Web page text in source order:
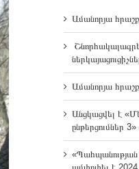
Ամանորյա
Ամանորյա
Անցկացվել է
ընթերցումներ
«Պահպանության